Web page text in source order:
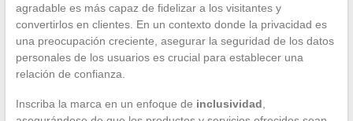
agradable es más capaz de fidelizar a los visitantes y
convertirlos en clientes. En un contexto donde la privacidad es
una preocupación creciente, asegurar la seguridad de los datos
personales de los usuarios es crucial para establecer una
relación de confianza.
Inscriba la marca en un enfoque de inclusividad